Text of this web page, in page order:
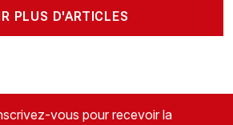
PLUS D'ARTICLES
vous pour recevoir la